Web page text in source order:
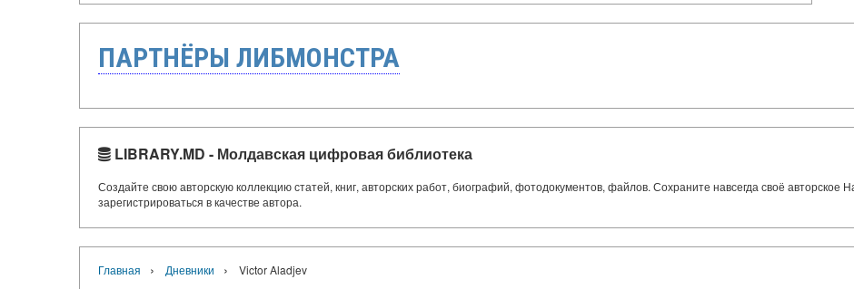
ПАРТНЁРЫ ЛИБМОНСТРА
LIBRARY.MD - Молдавская цифровая библиотека
Создайте свою авторскую коллекцию статей, книг, авторских работ, биографий, фотодокументов, файлов. Сохраните навсегда своё авторское
зарегистрироваться в качестве автора.
Главная › Дневники › Victor Aladjev